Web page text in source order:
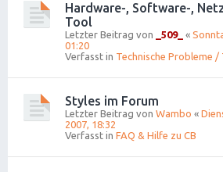
Hardware-, Software-,
Tool
Letzter Beitrag von _509_ «
01:20
Verfasst in Technische Probleme /
Styles im Forum
Letzter Beitrag von Wambo «
2007, 18:32
Verfasst in FAQ & Hilfe zu CB